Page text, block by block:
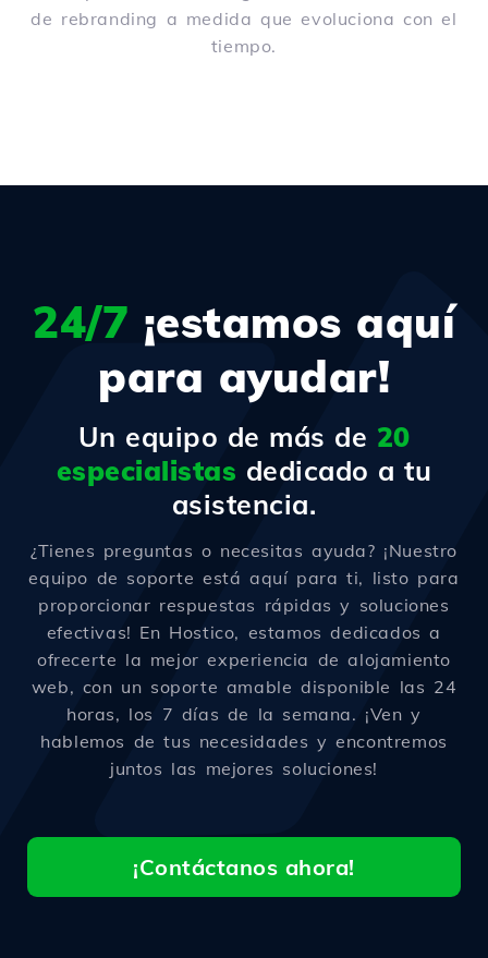
de rebranding a medida que evoluciona con el
tiempo.
24/7 ¡estamos aquí
para ayudar!
Un equipo de más de 20
especialistas dedicado a tu
asistencia.
¿Tienes preguntas o necesitas ayuda? ¡Nuestro
equipo de soporte está aquí para ti, listo para
proporcionar respuestas rápidas y soluciones
efectivas! En Hostico, estamos dedicados a
ofrecerte la mejor experiencia de alojamiento
web, con un soporte amable disponible las 24
horas, los 7 días de la semana. ¡Ven y
hablemos de tus necesidades y encontremos
juntos las mejores soluciones!
¡Contáctanos ahora!